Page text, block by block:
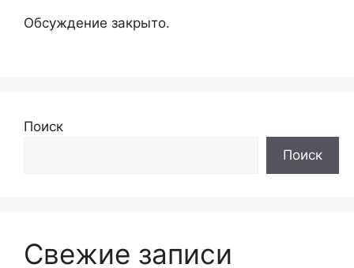
Обсуждение закрыто.
Поиск
Поиск
Свежие записи